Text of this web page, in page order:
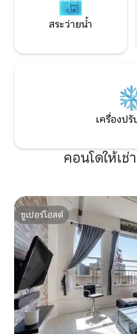
สระว่ายน้ำ
เครื่องป
คอนโดให้เช่
ซูเปอร์โฮสต์
ซูเปอร์โฮสต์